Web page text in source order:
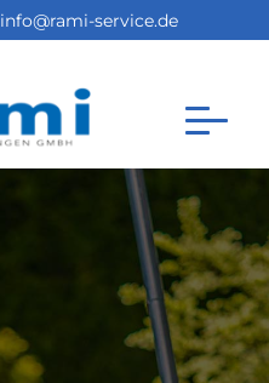
info@rami-service.de